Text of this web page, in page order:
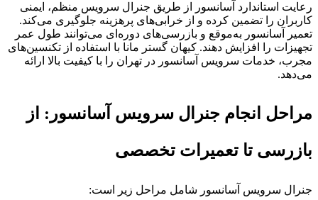
رعایت استاندارد آسانسور از طریق جنرال سرویس منظم، ایمنی
کاربران را تضمین کرده و از خرابی‌های پرهزینه جلوگیری می‌کند.
تعمیر آسانسور به‌موقع و بازرسی‌های دوره‌ای می‌توانند طول عمر
تجهیزات را افزایش دهند. کیهان گستر مانا با استفاده از تکنسین‌های
مجرب، خدمات سرویس آسانسور در تهران را با کیفیت بالا ارائه
می‌دهد.
مراحل انجام جنرال سرویس آسانسور: از
بازرسی تا تعمیرات تخصصی
جنرال سرویس آسانسور شامل مراحل زیر است: